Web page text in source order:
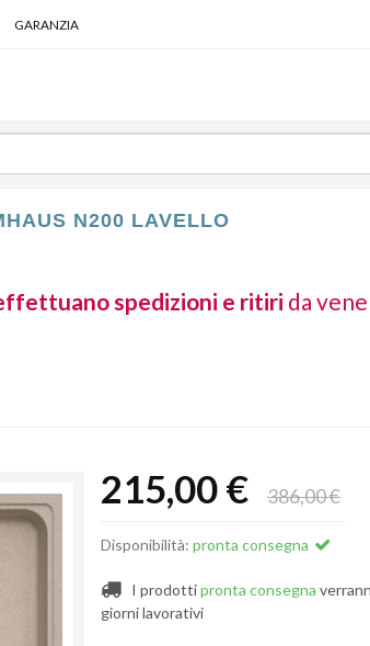
GARANZIA
N200 LAVELLO
spedizioni e ritiri da
215,00 € 386,00 €
Disponibilità: pronta consegna
I prodottipronta consegna
giorni lavorativi